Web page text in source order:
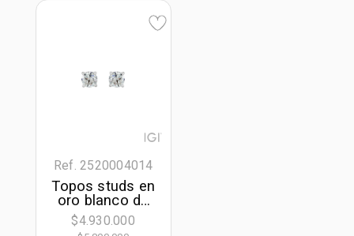
Ref. 2520004014
Topos studs en
oro blanco de
18 Kilates, con
2 diamante de
$4.930.000